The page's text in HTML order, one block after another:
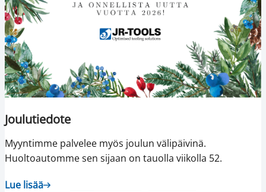
Joulutiedote
Myyntimme palvelee myös joulun välipäivinä.
Huoltoautomme sen sijaan on tauolla viikolla 52.
Lue lisää